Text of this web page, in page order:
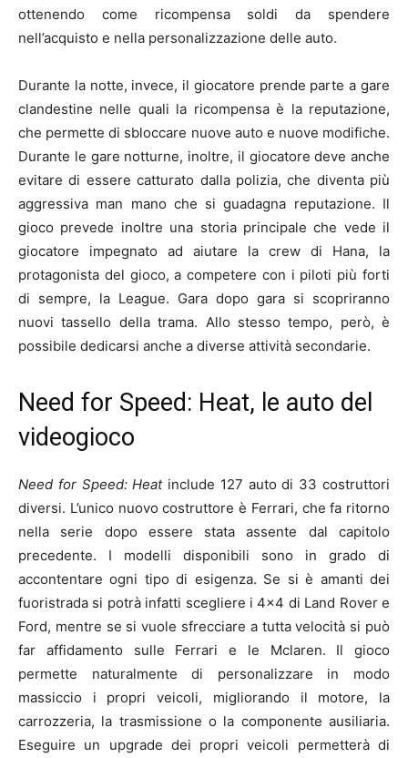
ottenendo come ricompensa soldi da spendere
nell’acquisto e nella personalizzazione delle auto.
Durante la notte, invece, il giocatore prende parte a gare
clandestine nelle quali la ricompensa è la reputazione,
che permette di sbloccare nuove auto e nuove modifiche.
Durante le gare notturne, inoltre, il giocatore deve anche
evitare di essere catturato dalla polizia, che diventa più
aggressiva man mano che si guadagna reputazione. Il
gioco prevede inoltre una storia principale che vede il
giocatore impegnato ad aiutare la crew di Hana, la
protagonista del gioco, a competere con i piloti più forti
di sempre, la League. Gara dopo gara si scopriranno
nuovi tassello della trama. Allo stesso tempo, però, è
possibile dedicarsi anche a diverse attività secondarie.
Need for Speed: Heat, le auto del
videogioco
Need for Speed: Heat include 127 auto di 33 costruttori
diversi. L’unico nuovo costruttore è Ferrari, che fa ritorno
nella serie dopo essere stata assente dal capitolo
precedente. I modelli disponibili sono in grado di
accontentare ogni tipo di esigenza. Se si è amanti dei
fuoristrada si potrà infatti scegliere i 4×4 di Land Rover e
Ford, mentre se si vuole sfrecciare a tutta velocità si può
far affidamento sulle Ferrari e le Mclaren. Il gioco
permette naturalmente di personalizzare in modo
massiccio i propri veicoli, migliorando il motore, la
carrozzeria, la trasmissione o la componente ausiliaria.
Eseguire un upgrade dei propri veicoli permetterà di